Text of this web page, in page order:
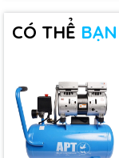
CÓ THỂ